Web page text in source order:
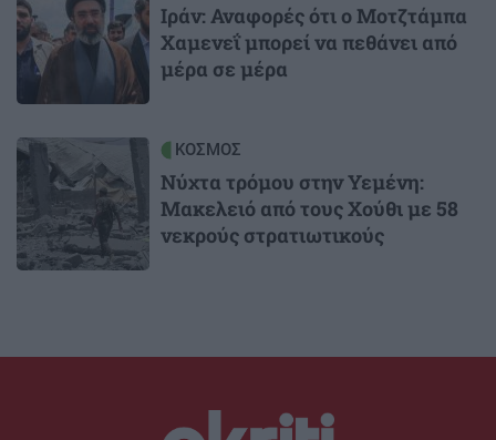
Ιράν: Αναφορές ότι ο Μοτζτάμπα
Χαμενεΐ μπορεί να πεθάνει από
μέρα σε μέρα
Image ΚΟΣΜΟΣ
Νύχτα τρόμου στην Υεμένη:
Μακελειό από τους Χούθι με 58
νεκρούς στρατιωτικούς